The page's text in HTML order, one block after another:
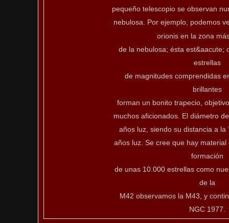
pequeño telescopio se observan
nebulosa. Por ejemplo, podemos
orionis en la zona
de la nebulosa; ésta est&aacute;
estrellas
de magnitudes comprendidas
brillantes
forman un bonito trapecio,
muchos aficionados. El diámetro
años luz, siendo su distancia a la
años luz. Se cree que hay
formación
de unas 10.000 estrellas como
de la
M42 observamos la M43, y
NGC 1977.